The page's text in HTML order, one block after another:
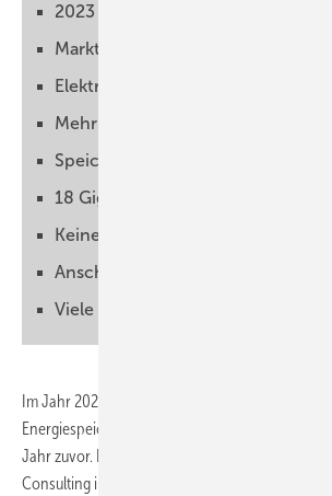
2023 war das Jahr der Energiekrise
Markt für Gewerbespeicher geht
Elektrifizierung braucht Speicher
Mehr Großspeicher gebaut
Speicher vielfältig nutzen
18 Gigawatt bis 2030 notwendig
Keine Projekte über 2029 hinaus
Anschlussregeln unklar
Viele Projekte angemeldet
Im Jahr 2024 haben die Hersteller und Anbieter
Energiespeichern deutlich weniger Umsatz
Jahr zuvor. Das geht aus den Branchenzahlen
Consulting im Auftrag des Bundesverbandes